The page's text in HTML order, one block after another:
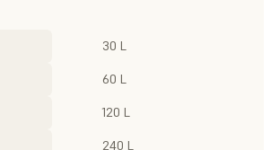
30 L
60 L
120 L
240 L